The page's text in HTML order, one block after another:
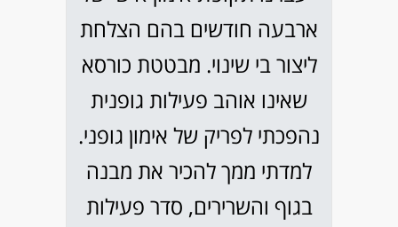
ארבעה חודשים בהם הצלחת
ליצור בי שינוי. מבטטת כורסא
שאינו אוהב פעילות גופנית
נהפכתי לפריק של אימון גופני.
למדתי ממך להכיר את מבנה
בגוף והשרירים, סדר פעילות